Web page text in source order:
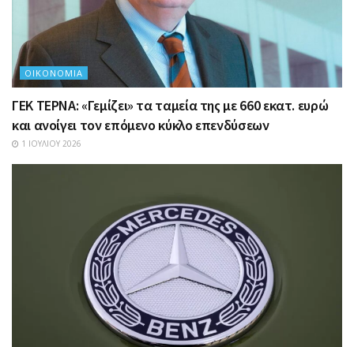
ΟΙΚΟΝΟΜΊΑ
ΓΕΚ ΤΕΡΝΑ: «Γεμίζει» τα ταμεία της με 660 εκατ. ευρώ
και ανοίγει τον επόμενο κύκλο επενδύσεων
1 ΙΟΥΛΊΟΥ 2026